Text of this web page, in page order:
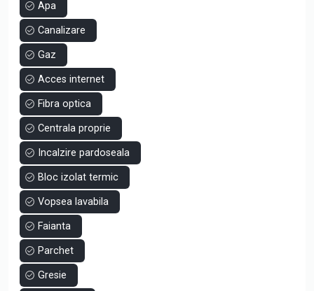
Inchirierea se realizeaza de pe persoana fizica.
Pentru mai multe detalii sau stabilirea unei vizionari, ne
puteti contacta la numarul de telefon afisat.
Apa
Canalizare
Gaz
Acces internet
Fibra optica
Centrala proprie
Incalzire pardoseala
Bloc izolat termic
Vopsea lavabila
Faianta
Parchet
Gresie